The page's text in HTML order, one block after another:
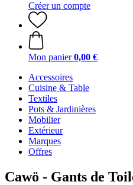
Créer un compte
Mon panier 0,00 €
Accessoires
Cuisine & Table
Textiles
Pots & Jardinières
Mobilier
Extérieur
Marques
Offres
Cawö - Gants de